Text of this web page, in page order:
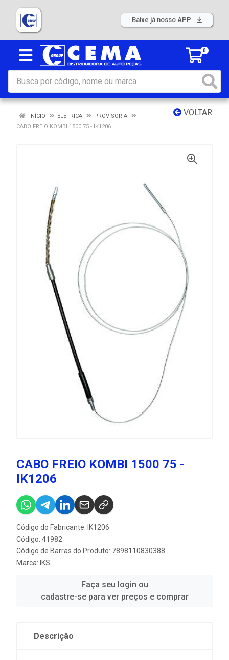
Baixe já nosso APP
0
VOLTAR
INÍCIO ELETRICA
PROVISORIA
CABO FREIO KOMBI 1500 75 - IK1206
CABO FREIO KOMBI 1500 75 -
IK1206
Código do Fabricante: IK1206
Código: 41982
Código de Barras do Produto: 7898110830388
Marca: IKS
Faça seu login ou
cadastre-se para ver preços e comprar
Descrição